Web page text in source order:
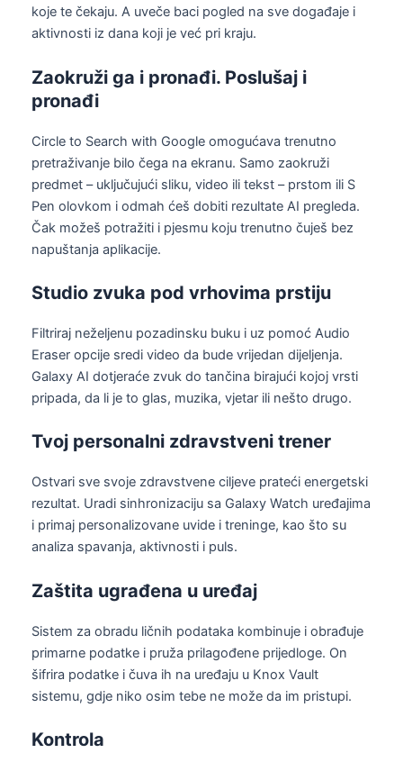
koje te čekaju. A uveče baci pogled na sve događaje i
aktivnosti iz dana koji je već pri kraju.
Zaokruži ga i pronađi. Poslušaj i
pronađi
Circle to Search with Google omogućava trenutno
pretraživanje bilo čega na ekranu. Samo zaokruži
predmet – uključujući sliku, video ili tekst – prstom ili S
Pen olovkom i odmah ćeš dobiti rezultate AI pregleda.
Čak možeš potražiti i pjesmu koju trenutno čuješ bez
napuštanja aplikacije.
Studio zvuka pod vrhovima prstiju
Filtriraj neželjenu pozadinsku buku i uz pomoć Audio
Eraser opcije sredi video da bude vrijedan dijeljenja.
Galaxy AI dotjeraće zvuk do tančina birajući kojoj vrsti
pripada, da li je to glas, muzika, vjetar ili nešto drugo.
Tvoj personalni zdravstveni trener
Ostvari sve svoje zdravstvene ciljeve prateći energetski
rezultat. Uradi sinhronizaciju sa Galaxy Watch uređajima
i primaj personalizovane uvide i treninge, kao što su
analiza spavanja, aktivnosti i puls.
Zaštita ugrađena u uređaj
Sistem za obradu ličnih podataka kombinuje i obrađuje
primarne podatke i pruža prilagođene prijedloge. On
šifrira podatke i čuva ih na uređaju u Knox Vault
sistemu, gdje niko osim tebe ne može da im pristupi.
Kontrola